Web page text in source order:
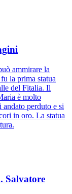
ammirare la
la prima statua
del Fitalia. Il
è molto
perduto e si
in oro. La statua
Salvatore